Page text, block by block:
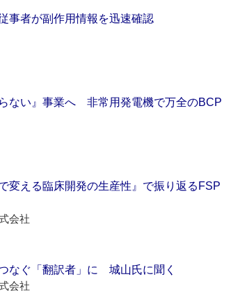
事者が副作用情報を迅速確認
ない』事業へ 非常用発電機で万全のBCP
変える臨床開発の生産性』で振り返るFSP
会社
なぐ「翻訳者」に 城山氏に聞く
会社